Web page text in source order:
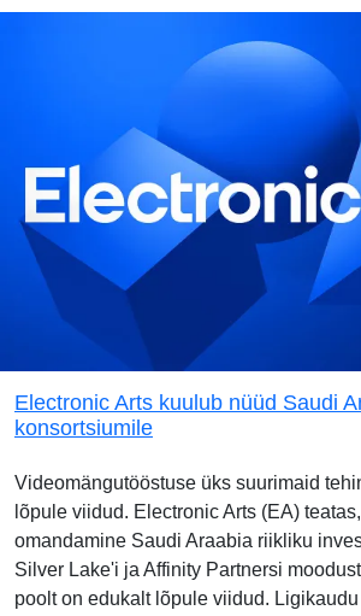
Electronic Arts kuulub nüüd Saudi
konsortsiumile
Videomängutööstuse üks suurimaid
lõpule viidud. Electronic Arts (EA)
omandamine Saudi Araabia riikliku
Silver Lake'i ja Affinity Partnersi
poolt on edukalt lõpule viidud.